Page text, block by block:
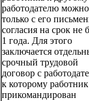
работодателю можно
только с его
согласия на срок не
1 года. Для этого
заключается
срочный трудовой
договор с
к которому работник
прикомандирован